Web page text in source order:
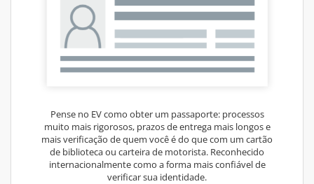
Pense no EV como obter um passaporte: processos
muito mais rigorosos, prazos de entrega mais longos e
mais verificação de quem você é do que com um cartão
de biblioteca ou carteira de motorista. Reconhecido
internacionalmente como a forma mais confiável de
verificar sua identidade.